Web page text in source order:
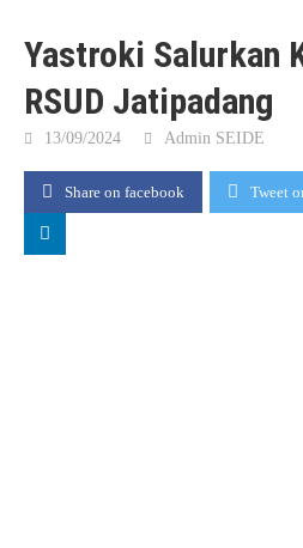
Yastroki Salurkan
RSUD Jatipadang
13/09/2024 Admin SEIDE
Share on facebook Tweet